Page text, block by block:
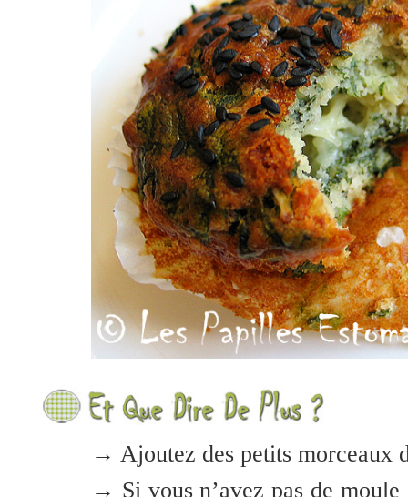
→ Ajoutez des petits morceaux
→ Si vous n’avez pas de